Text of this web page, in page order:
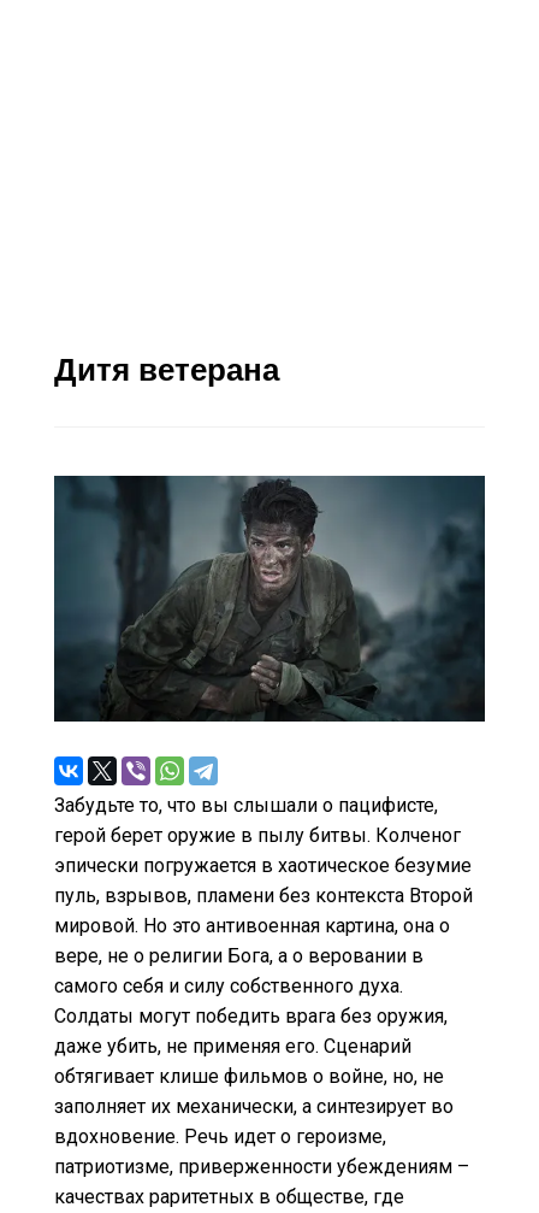
Дитя ветерана
Забудьте то, что вы слышали о пацифисте,
герой берет оружие в пылу битвы. Колченог
эпически погружается в хаотическое безумие
пуль, взрывов, пламени без контекста Второй
мировой. Но это антивоенная картина, она о
вере, не о религии Бога, а о веровании в
самого себя и силу собственного духа.
Солдаты могут победить врага без оружия,
даже убить, не применяя его. Сценарий
обтягивает клише фильмов о войне, но, не
заполняет их механически, а синтезирует во
вдохновение. Речь идет о героизме,
патриотизме, приверженности убеждениям –
качествах раритетных в обществе, где